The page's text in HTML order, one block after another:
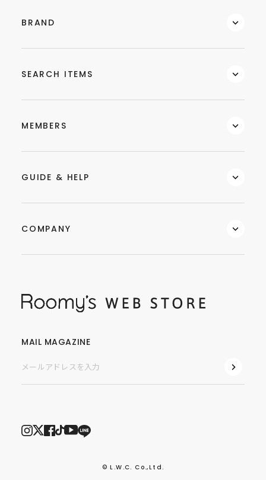
BRAND
SEARCH ITEMS
MEMBERS
GUIDE & HELP
COMPANY
MAIL MAGAZINE
© L.W.C. Co.,Ltd.